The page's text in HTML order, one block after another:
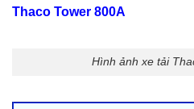
Thaco Tower 800A
Hình ảnh xe tải